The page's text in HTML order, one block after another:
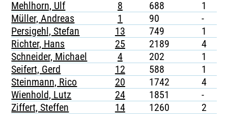
Mehlhorn, Ulf
8 688 1
Müller, Andreas
1 90 -
Persigehl, Stefan
13 749 1
Richter, Hans
25 2189 4
Schneider, Michael
4 202 1
Seifert, Gerd
12 588 1
Steinmann, Rico
20 1742 4
Wienhold, Lutz
24 1851 -
Ziffert, Steffen
14 1260 2